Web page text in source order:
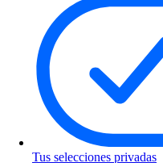
Tus selecciones privadas